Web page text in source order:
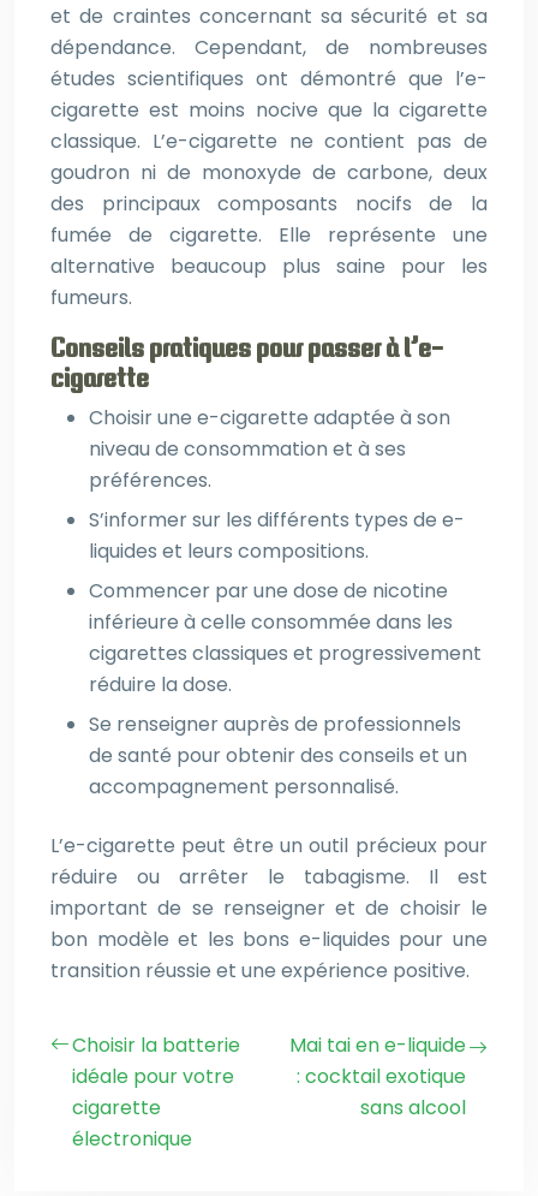
et de craintes concernant sa sécurité et sa
dépendance. Cependant, de nombreuses
études scientifiques ont démontré que l’e-
cigarette est moins nocive que la cigarette
classique. L’e-cigarette ne contient pas de
goudron ni de monoxyde de carbone, deux
des principaux composants nocifs de la
fumée de cigarette. Elle représente une
alternative beaucoup plus saine pour les
fumeurs.
Conseils pratiques pour passer à l’e-
cigarette
Choisir une e-cigarette adaptée à son
niveau de consommation et à ses
préférences.
S’informer sur les différents types de e-
liquides et leurs compositions.
Commencer par une dose de nicotine
inférieure à celle consommée dans les
cigarettes classiques et progressivement
réduire la dose.
Se renseigner auprès de professionnels
de santé pour obtenir des conseils et un
accompagnement personnalisé.
L’e-cigarette peut être un outil précieux pour
réduire ou arrêter le tabagisme. Il est
important de se renseigner et de choisir le
bon modèle et les bons e-liquides pour une
transition réussie et une expérience positive.
Choisir la batterie
idéale pour votre
cigarette
électronique
Mai tai en e-liquide
: cocktail exotique
sans alcool